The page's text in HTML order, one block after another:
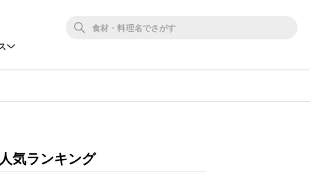
人気ランキング